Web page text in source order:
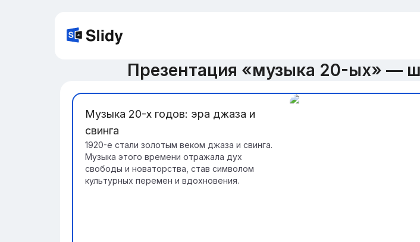
Презентация «музыка 20-ых» —
Музыка 20-х годов: эра джаза и
свинга
1920-е стали золотым веком джаза и свинга.
Музыка этого времени отражала дух
свободы и новаторства, став символом
культурных перемен и вдохновения.